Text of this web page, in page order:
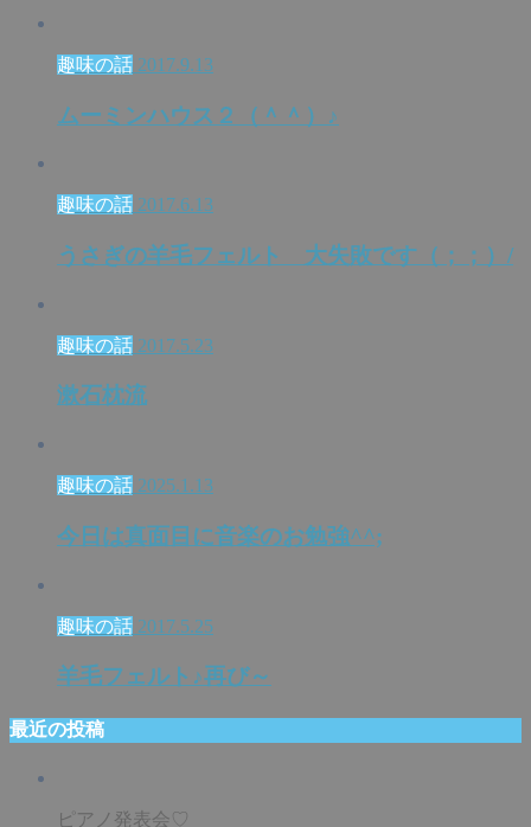
趣味の話 2017.9.13
ムーミンハウス２（＾＾）♪
趣味の話 2017.6.13
うさぎの羊毛フェルト 大失敗です（；；）/
趣味の話 2017.5.23
漱石枕流
趣味の話 2025.1.13
今日は真面目に音楽のお勉強^^;
趣味の話 2017.5.25
羊毛フェルト♪再び～
最近の投稿
ピアノ発表会♡